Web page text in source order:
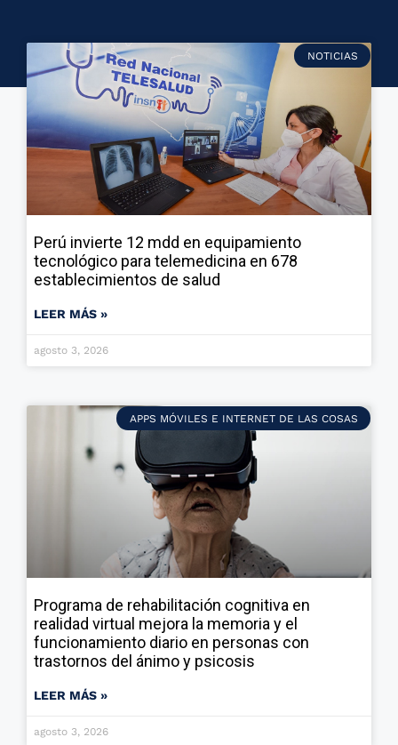
NOTICIAS
Perú invierte 12 mdd en equipamiento
tecnológico para telemedicina en 678
establecimientos de salud
LEER MÁS »
agosto 3, 2026
APPS MÓVILES E INTERNET DE LAS COSAS
Programa de rehabilitación cognitiva en
realidad virtual mejora la memoria y el
funcionamiento diario en personas con
trastornos del ánimo y psicosis
LEER MÁS »
agosto 3, 2026